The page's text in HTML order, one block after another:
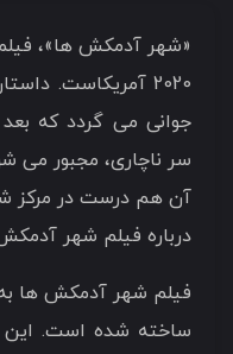
«شهر آدمکش ها»،
2020 آمریکاست.
جوانی می گردد که بعد
سر ناچاری، مجبور می
آن هم درست در مرکز
درباره فیلم شهر
ساخته شده است. این